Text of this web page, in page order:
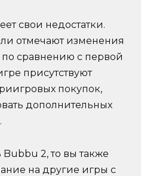
свои недостатки.
отмечают изменения
сравнению с первой
присутствуют
покупок,
дополнительных
2, то вы также
на другие игры с